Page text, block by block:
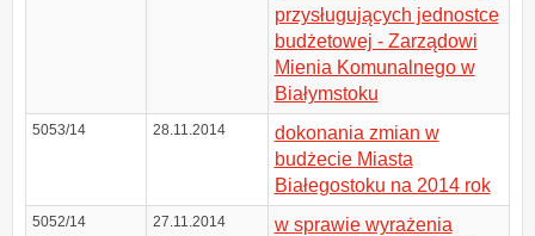
przysługujących jednostce
budżetowej - Zarządowi
Mienia Komunalnego w
Białymstoku
5053/14 28.11.2014
dokonania zmian w
budżecie Miasta
Białegostoku na 2014 rok
5052/14 27.11.2014
w sprawie wyrażenia